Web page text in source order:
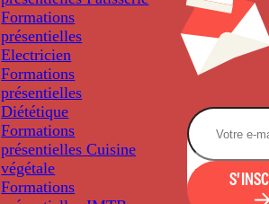
Formations
présentielles
Electricien
Formations
présentielles
Diététique
Formations
présentielles Cuisine
végétale
Formations